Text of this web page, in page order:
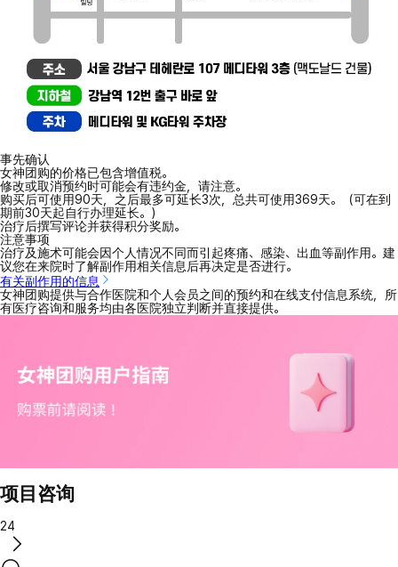
事先确认
女神团购的价格已包含增值税。
修改或取消预约时可能会有违约金，请注意。
购买后可使用90天，之后最多可延长3次，总共可使用369天。（可在到
期前30天起自行办理延长。）
治疗后撰写评论并获得积分奖励。
注意事项
治疗及施术可能会因个人情况不同而引起疼痛、感染、出血等副作用。建
议您在来院时了解副作用相关信息后再决定是否进行。
有关副作用的信息
女神团购提供与合作医院和个人会员之间的预约和在线支付信息系统，所
有医疗咨询和服务均由各医院独立判断并直接提供。
项目咨询
24